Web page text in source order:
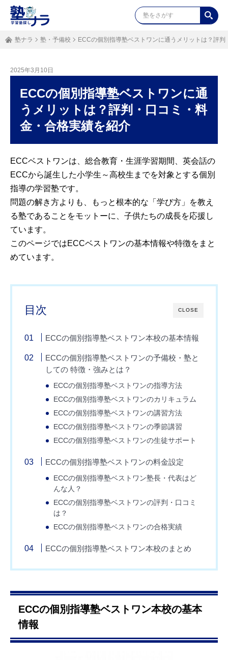
塾ナラ 塾・予備校 ECCの個別指導塾ベストワンに通うメリットは？評
2025年3月10日
ECCの個別指導塾ベストワンに通
うメリットは？評判・口コミ・料
金・合格実績を紹介
ECCベストワンは、総合教育・生涯学習期間、英会話の
ECCから誕生した小学生～高校生までを対象とする個別
指導の学習塾です。
問題の解き方よりも、もっと根本的な「学び方」を教え
る塾であることをモットーに、子供たちの成長を応援し
ています。
このページではECCベストワンの基本情報や特徴をまと
めています。
CLOSE
目次
ECCの個別指導塾ベストワン本校の基本情報
ECCの個別指導塾ベストワンの予備校・塾と
しての 特徴・強みとは？
ECCの個別指導塾ベストワンの指導方法
ECCの個別指導塾ベストワンのカリキュラム
ECCの個別指導塾ベストワンの講習方法
ECCの個別指導塾ベストワンの季節講習
ECCの個別指導塾ベストワンの生徒サポート
ECCの個別指導塾ベストワンの料金設定
ECCの個別指導塾ベストワン塾長・代表はど
んな人？
ECCの個別指導塾ベストワンの評判・口コミ
は？
ECCの個別指導塾ベストワンの合格実績
ECCの個別指導塾ベストワン本校のまとめ
ECCの個別指導塾ベストワン本校の基本
情報